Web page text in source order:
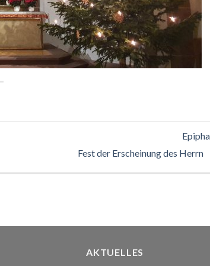
Fest der Erscheinung des Herrn
AKTUELLES